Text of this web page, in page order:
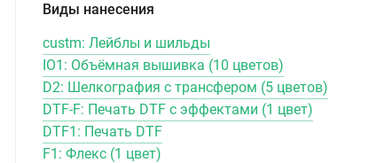
Виды нанесения
custm: Лейблы и шильды
IO1: Объёмная вышивка (10 цветов)
D2: Шелкография с трансфером (5 цветов)
DTF-F: Печать DTF с эффектами (1 цвет)
DTF1: Печать DTF
F1: Флекс (1 цвет)